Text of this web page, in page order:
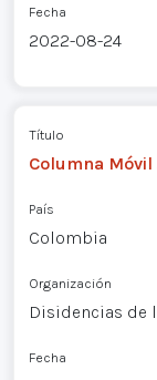
Fecha
2022-08-24
Título
Columna
País
Colombia
Organización
Disidencias de
Fecha